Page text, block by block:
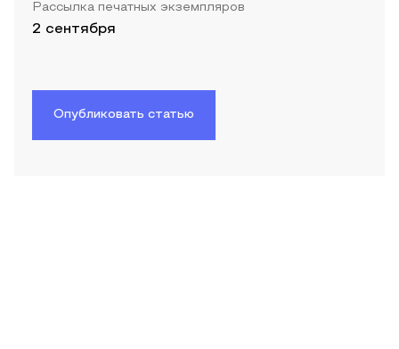
Рассылка печатных экземпляров
2 сентября
Опубликовать статью